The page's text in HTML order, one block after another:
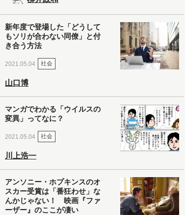
新年度で登場した「どうして
もソリが合わない同僚」と付
き合う方法
2021.05.04 社会
山口博
マンガでわかる「ウイルスの
変異」ってなに？
2021.05.04 社会
川上浩一
アンソニー・ホプキンスのオ
スカー受賞は「番狂わせ」な
んかじゃない！ 映画『ファ
ーザー』のここが凄い